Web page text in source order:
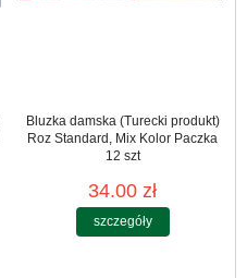
Bluzka damska (Turecki produkt)
Roz Standard, Mix Kolor Paczka
12 szt
34.00 zł
szczegóły